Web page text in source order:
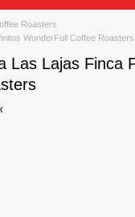
Roasters
WonderFull Coffee Roasters
Las Lajas Finca